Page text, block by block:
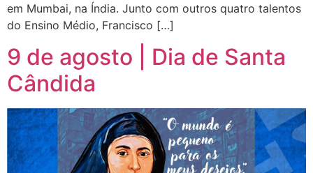
em Mumbai, na Índia. Junto com outros quatro talentos
do Ensino Médio, Francisco […]
9 de agosto | Dia de Santa
Cândida